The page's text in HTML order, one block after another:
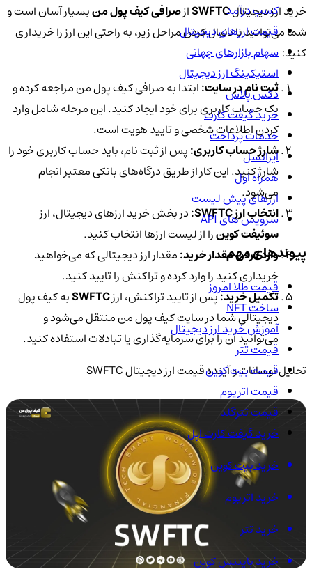
خرید ارز دیجیتالSWFTCازصرافی کیف پول منبسیار آسان است و
شما می‌توانید با دنبال کردن مراحل زیر، به راحتی این ارز را خریداری
کنید:
ثبت نام در سایت:ابتدا به صرافی کیف پول من مراجعه کرده و
یک حساب کاربری برای خود ایجاد کنید. این مرحله شامل وارد
کردن اطلاعات شخصی و تایید هویت است.
شارژ حساب کاربری:پس از ثبت نام، باید حساب کاربری خود را
شارژ کنید. این کار از طریق درگاه‌های بانکی معتبر انجام
می‌شود.
انتخاب ارز SWFTC:
در بخش خرید ارزهای دیجیتال، ارز
سوئیفت کوینرا از لیست ارزها انتخاب کنید.
وارد کردن مقدار خرید:مقدار ارز دیجیتالی که می‌خواهید
خریداری کنید را وارد کرده و تراکنش را تایید کنید.
تکمیل خرید:پس از تایید تراکنش، ارزSWFTCبه کیف پول
دیجیتالی شما در سایت کیف پول من منتقل می‌شود و
می‌توانید آن را برای سرمایه‌گذاری یا تبادلات استفاده کنید.
تحلیل نوسانات و آینده قیمت ارز دیجیتال SWFTC
کسب درآمد
قیمت ارزهای دیجیتال
سهام بازارهای جهانی
استیکینگ ارز دیجیتال
دکس پلاس
خرید گیفت کارت
خدمات پرداخت
ایرانسل
همراه اول
ارزهای پیش لیست
سرویس های API
پیوندهای مهم
قیمت طلا امروز
ساخت NFT
آموزش خرید ارز دیجیتال
قیمت تتر
قیمت بیت کوین
قیمت اتریوم
قیمت تترگلد
خرید گیفت کارت اپل
خرید بیت کوین
خرید اتریوم
خرید تتر
خرید بایننس کوین